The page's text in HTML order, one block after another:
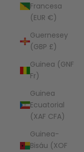
Francesa
(EUR €)
Guernesey
(GBP £)
Guinea (GNF
Fr)
Guinea
Ecuatorial
(XAF CFA)
Guinea-
Bisáu (XOF